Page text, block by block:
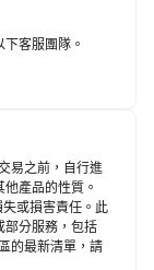
客服團隊。
易之前，自行進
產品的性質。
或損害責任。此
部分服務，包括
的最新清單，請